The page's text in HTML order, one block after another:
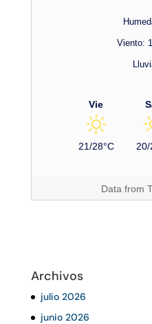
Viento:
Vie
21/28°C 20/
Data from
Archivos
julio 2026
junio 2026